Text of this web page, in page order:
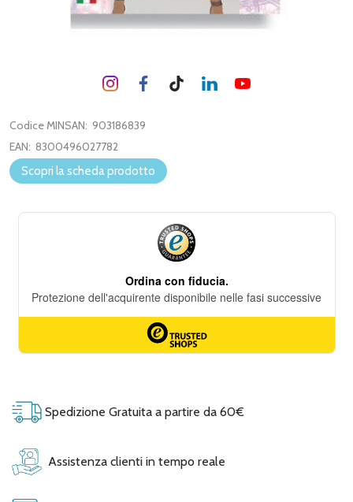
Codice MINSAN: 903186839
EAN: 8300496027782
Scopri la scheda prodotto
Spedizione Gratuita a partire da 60€
Assistenza clienti in tempo reale